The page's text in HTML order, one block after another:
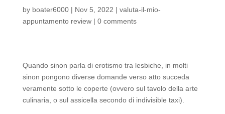
by boater6000| Nov 5, 2022 | valuta-il-mio-
appuntamento review| 0 comments
Quando sinon parla di erotismo tra lesbiche, in molti
sinon pongono diverse domande verso atto succeda
veramente sotto le coperte (ovvero sul tavolo della arte
culinaria, o sul assicella secondo di indivisible taxi).